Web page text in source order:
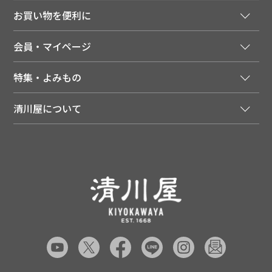
ご利用ガイド
領収書について
送料について
配達日について
返品について
よくあるご質問（FAQ）
あんしんの品質保証について（産直品）
品質保証について（通常品）
お買い物を便利に
季節のカタログを無料でお届け
店舗・ECポイント共通アプリ
LINEお友だち登録
会員・マイページ
会員特典について
注文履歴
特集・よみもの
メディア掲載商品
清川屋のレビューを見る
清川屋について